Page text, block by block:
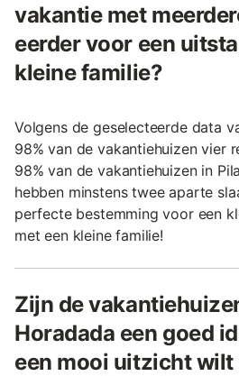
vakantie met
eerder voor een
kleine familie?
Volgens de geselecteerde data
98% van de vakantiehuizen vier
98% van de vakantiehuizen in
hebben minstens twee aparte
perfecte bestemming voor een
met een kleine familie!
Zijn de
Horadada een goed
een mooi uitzicht wilt